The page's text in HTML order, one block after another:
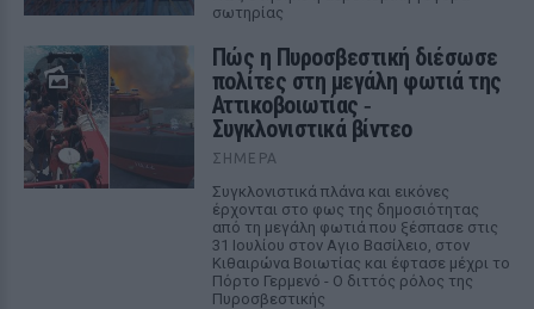
σωτηρίας
Πώς η Πυροσβεστική διέσωσε
πολίτες στη μεγάλη φωτιά της
Αττικοβοιωτίας ‑
Συγκλονιστικά βίντεο
ΣΉΜΕΡΑ
Συγκλονιστικά πλάνα και εικόνες
έρχονται στο φως της δημοσιότητας
από τη μεγάλη φωτιά που ξέσπασε στις
31 Ιουλίου στον Αγιο Βασίλειο, στον
Κιθαιρώνα Βοιωτίας και έφτασε μέχρι το
Πόρτο Γερμενό - Ο διττός ρόλος της
Πυροσβεστικής